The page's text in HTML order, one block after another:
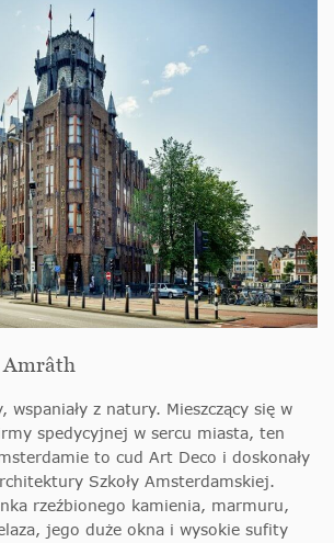
Amrâth
wspaniały z natury. Mieszczący się w
spedycyjnej w sercu miasta, ten
to cud Art Deco i doskonały
Szkoły Amsterdamskiej.
rzeźbionego kamienia, marmuru,
jego duże okna i wysokie sufity